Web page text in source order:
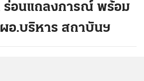
ร่อนแถลงการณ์ พร้อม
อ.บริหาร สถาบันฯ